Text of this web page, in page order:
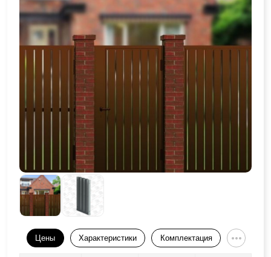
Цены Характеристики Комплектация